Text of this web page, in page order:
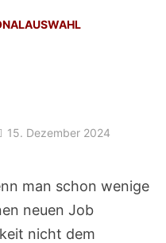
15. Dezember 2024
man schon wenige
neuen Job
nicht dem